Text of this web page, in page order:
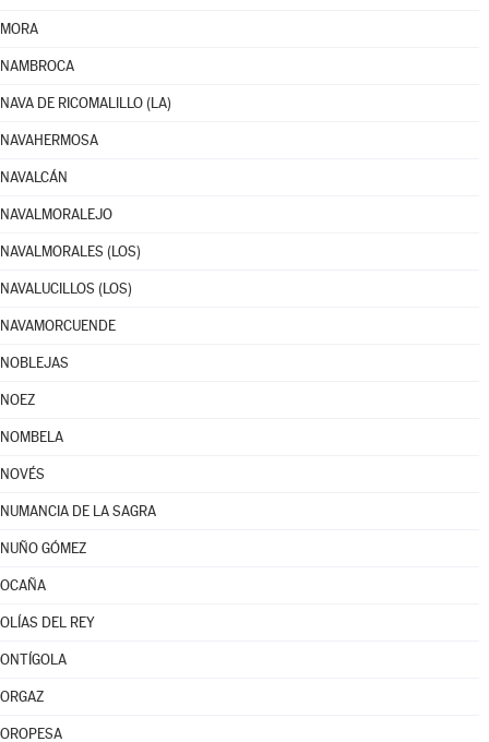
MORA
NAMBROCA
NAVA DE RICOMALILLO (LA)
NAVAHERMOSA
NAVALCÁN
NAVALMORALEJO
NAVALMORALES (LOS)
NAVALUCILLOS (LOS)
NAVAMORCUENDE
NOBLEJAS
NOEZ
NOMBELA
NOVÉS
NUMANCIA DE LA SAGRA
NUÑO GÓMEZ
OCAÑA
OLÍAS DEL REY
ONTÍGOLA
ORGAZ
OROPESA